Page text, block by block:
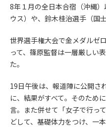
8年１月の全日本合宿（沖縄
ウス）や、鈴木桂治選手（国
世界選手権大会で金メダルゼ
って、篠原監督は一層厳しい
た。
19日午後は、報道陣に公開さ
に、結果がすべて。そのため
言。また併せて「女子で行っ
どして、基礎体力をつけ、一